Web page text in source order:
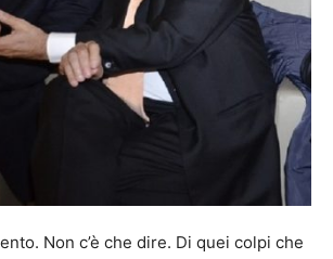
Non c’è che dire. Di quei colpi che